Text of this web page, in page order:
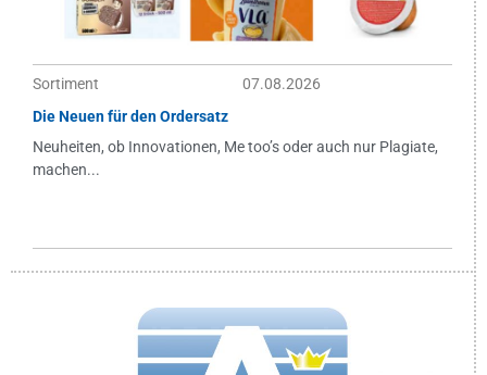
Sortiment
07.08.2026
Die Neuen für den Ordersatz
Neuheiten, ob Innovationen, Me too’s oder auch nur Plagiate,
machen...